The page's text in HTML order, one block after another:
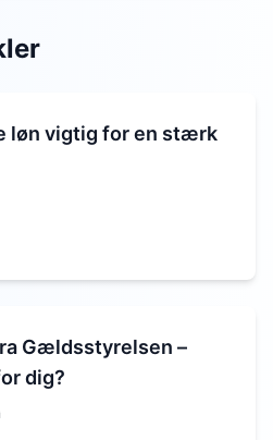
løn vigtig for en stærk
Gældsstyrelsen –
dig?